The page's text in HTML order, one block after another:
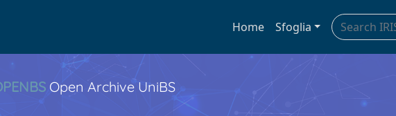
Home Sfoglia
Open Archive UniBS